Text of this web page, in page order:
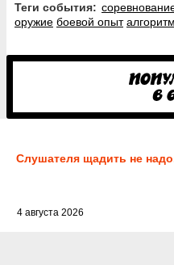
Теги события:
оружие боевой опыт алгоритм
Слушателя щадить не
4 августа 2026